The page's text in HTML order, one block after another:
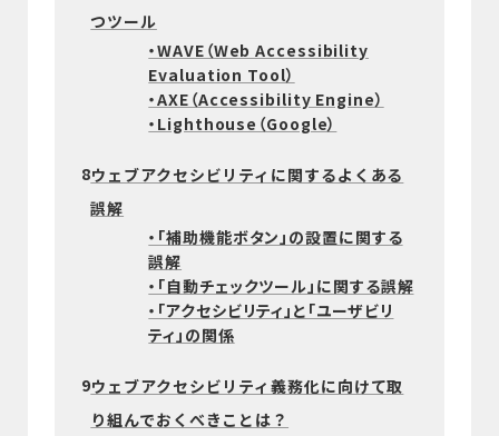
つツール
・WAVE（Web Accessibility
Evaluation Tool）
・AXE（Accessibility Engine）
・Lighthouse（Google）
8ウェブアクセシビリティに関するよくある
誤解
・「補助機能ボタン」の設置に関する
誤解
・「自動チェックツール」に関する誤解
・「アクセシビリティ」と「ユーザビリ
ティ」の関係
9ウェブアクセシビリティ義務化に向けて取
り組んでおくべきことは？